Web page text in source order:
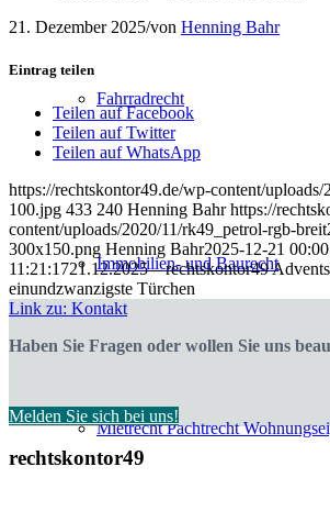
Fahrradrecht
Immobilien- und Baurecht
Mietrecht Pachtrecht
21. Dezember 2025/von Henning Bahr
Eintrag teilen
Teilen auf Facebook
Teilen auf Twitter
Teilen auf WhatsApp
https://rechtskontor49.de/wp-content/
100.jpg 433 240 Henning Bahr https://
content/uploads/2020/11/rk49_petrol-rgb-
300x150.png Henning Bahr2025-12-21
11:21:1721.12.2025 – rechtskontor49
einundzwanzigste Türchen
Link zu: Kontakt
Haben Sie Fragen oder wollen Sie uns
Melden Sie sich bei uns!
rechtskontor49